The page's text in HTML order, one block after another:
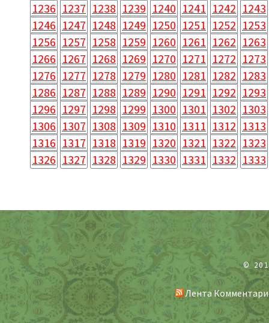
1236 1237 1238 1239 1240 1241 1242 1243
1246 1247 1248 1249 1250 1251 1252 1253
1256 1257 1258 1259 1260 1261 1262 1263
1266 1267 1268 1269 1270 1271 1272 1273
1276 1277 1278 1279 1280 1281 1282 1283
1286 1287 1288 1289 1290 1291 1292 1293
1296 1297 1298 1299 1300 1301 1302 1303
1306 1307 1308 1309 1310 1311 1312 1313
1316 1317 1318 1319 1320 1321 1322 1323
1326 1327 1328 1329 1330 1331 1332 1333
©
Лента